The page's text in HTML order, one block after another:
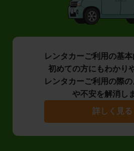
レンタカーご利用の基本
初めての方にもわかり
レンタカーご利用の際
や不安を解消し
詳しく見る